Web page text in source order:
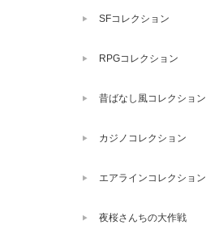
SFコレクション
RPGコレクション
昔ばなし風コレクション
カジノコレクション
エアラインコレクション
夜桜さんちの大作戦